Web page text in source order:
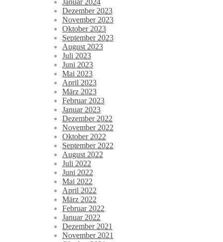
Januar 2024
Dezember 2023
November 2023
Oktober 2023
September 2023
August 2023
Juli 2023
Juni 2023
Mai 2023
April 2023
März 2023
Februar 2023
Januar 2023
Dezember 2022
November 2022
Oktober 2022
September 2022
August 2022
Juli 2022
Juni 2022
Mai 2022
April 2022
März 2022
Februar 2022
Januar 2022
Dezember 2021
November 2021